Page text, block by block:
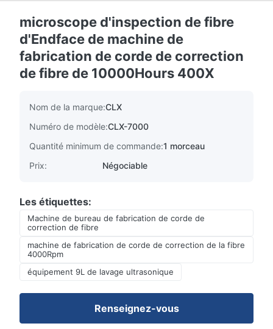
microscope d'inspection de fibre
d'Endface de machine de
fabrication de corde de correction
de fibre de 10000Hours 400X
Nom de la marque:CLX
Numéro de modèle:CLX-7000
Quantité minimum de commande:1 morceau
Prix:
Négociable
Les étiquettes:
Machine de bureau de fabrication de corde de
correction de fibre
machine de fabrication de corde de correction de la fibre
4000Rpm
équipement 9L de lavage ultrasonique
Renseignez-vous